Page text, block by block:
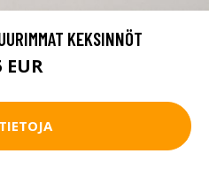
KEKSINNÖT
EUR